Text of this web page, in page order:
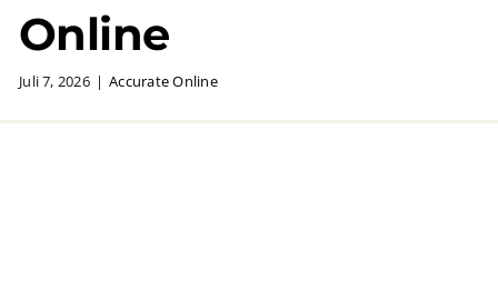
Online
Juli 7, 2026 | Accurate Online